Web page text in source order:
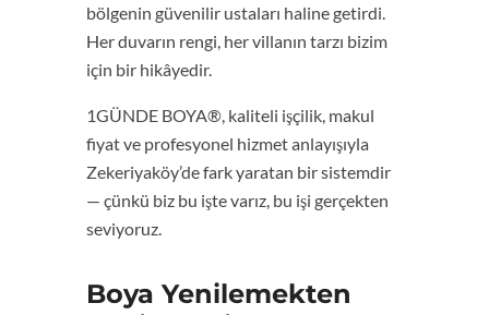
bölgenin güvenilir ustaları haline getirdi.
Her duvarın rengi, her villanın tarzı bizim
için bir hikâyedir.
1GÜNDE BOYA®, kaliteli işçilik, makul
fiyat ve profesyonel hizmet anlayışıyla
Zekeriyaköy’de fark yaratan bir sistemdir
— çünkü biz bu işte varız, bu işi gerçekten
seviyoruz.
Boya Yenilemekten